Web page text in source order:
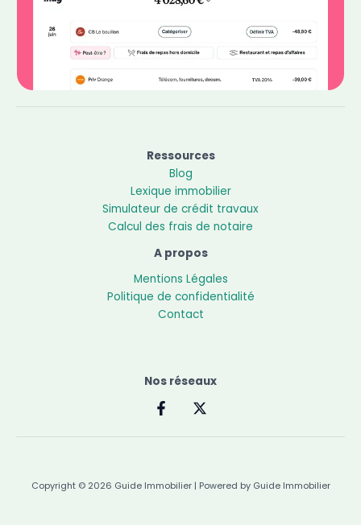
Ressources
Blog
Lexique immobilier
Simulateur de crédit travaux
Calcul des frais de notaire
A propos
Mentions Légales
Politique de confidentialité
Contact
Nos réseaux
Copyright © 2026 Guide Immobilier | Powered by Guide Immobilier